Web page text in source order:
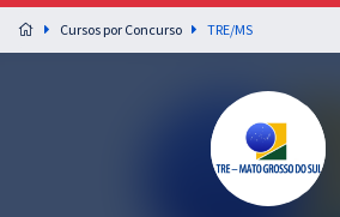
Preparação completa e intensiva para as principais
residências em saúde do Brasil
Cursos por Concurso TRE/MS